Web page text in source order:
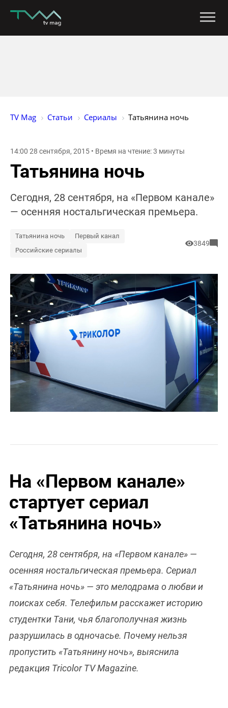
TV Mag Статьи Сериалы Татьянина ночь
14:00 28 сентября, 2015 • Время на чтение: 3 минуты
Татьянина ночь
Сегодня, 28 сентября, на «Первом канале»
— осенняя ностальгическая премьера.
Татьянина ночь
Первый канал
Российские сериалы
3849
На «Первом канале»
стартует сериал
«Татьянина ночь»
Сегодня, 28 сентября, на «Первом канале» —
осенняя ностальгическая премьера. Сериал
«Татьянина ночь» — это мелодрама о любви и
поисках себя. Телефильм расскажет историю
студентки Тани, чья благополучная жизнь
разрушилась в одночасье. Почему нельзя
пропустить «Татьянину ночь», выяснила
редакция Tricolor TV Magazine.